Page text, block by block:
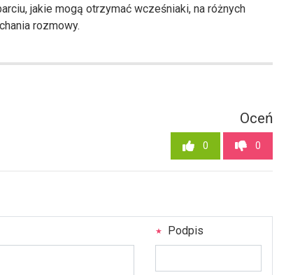
jakie mogą otrzymać wcześniaki, na różnych
rozmowy.
Oceń
0 0
Podpis